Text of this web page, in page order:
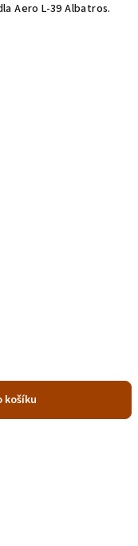
Aero L-39 Albatros.
košíku